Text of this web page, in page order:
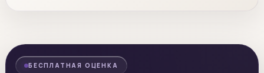
БЕСПЛАТНАЯ ОЦЕНКА